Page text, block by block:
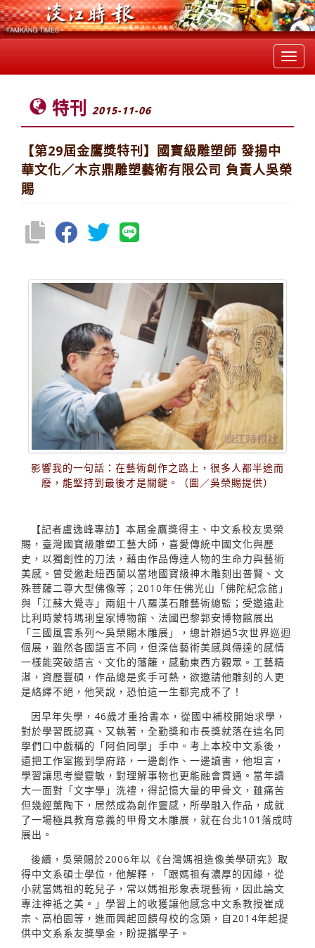
特刊 2015-11-06
【第29屆金鷹獎特刊】國寶級雕塑師 發揚中
華文化／木京鼎雕塑藝術有限公司 負責人吳榮
賜
影響我的一句話：在藝術創作之路上，很多人都半途而
廢，能堅持到最後才是關鍵。（圖／吳榮賜提供）
【記者盧逸峰專訪】本屆金鷹獎得主、中文系校友吳榮
賜，臺灣國寶級雕塑工藝大師，喜愛傳統中國文化與歷
史，以獨創性的刀法，藉由作品傳達人物的生命力與藝術
美感。曾受邀赴紐西蘭以當地國寶級神木雕刻出普賢、文
殊菩薩二尊大型佛像等；2010年任佛光山「佛陀紀念館」
與「江蘇大覺寺」兩組十八羅漢石雕藝術總監；受邀遠赴
比利時蒙特瑪琍皇家博物館、法國巴黎郭安博物館展出
「三國風雲系列～吳榮賜木雕展」，總計辦過5次世界巡迴
個展，雖然各國語言不同，但深信藝術美感與傳達的感情
一樣能突破語言、文化的藩籬，感動東西方觀眾。工藝精
湛，資歷豐碩，作品總是炙手可熱，欲邀請他雕刻的人更
是絡繹不絕，他笑說，恐怕這一生都完成不了！
因早年失學，46歲才重拾書本，從國中補校開始求學，
對於學習既認真、又執著，全勤獎和市長獎就落在這名同
學們口中戲稱的「阿伯同學」手中。考上本校中文系後，
還把工作室搬到學府路，一邊創作、一邊讀書，他坦言，
學習讓思考變靈敏，對理解事物也更能融會貫通。當年讀
大一面對「文字學」洗禮，得記憶大量的甲骨文，雖痛苦
但幾經薰陶下，居然成為創作靈感，所學融入作品，成就
了一場極具教育意義的甲骨文木雕展，就在台北101落成時
展出。
後續，吳榮賜於2006年以《台灣媽祖造像美學研究》取
得中文系碩士學位，他解釋，「跟媽祖有濃厚的因緣，從
小就當媽祖的乾兒子，常以媽祖形象表現藝術，因此論文
專注神祗之美。」學習上的收獲讓他感念中文系教授崔成
宗、高柏園等，進而興起回饋母校的念頭，自2014年起提
供中文系系友獎學金，盼提攜學子。